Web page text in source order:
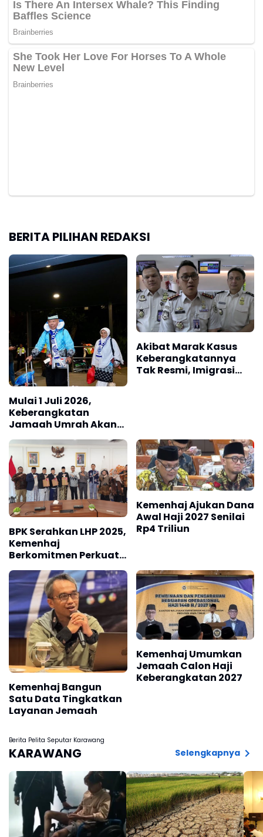
BERITA PILIHAN REDAKSI
Mulai 1 Juli 2026,
Keberangkatan
Jamaah Umrah Akan
Dipusatkan di
Terminal 2F Bandara
Soetta
Akibat Marak Kasus
Keberangkatannya
Tak Resmi, Imigrasi
BPK Serahkan LHP 2025,
Kemenhaj
Berkomitmen Perkuat
Tata Kelola Keuangan
Kemenhaj Ajukan Dana
Awal Haji 2027 Senilai
Rp4 Triliun
Kemenhaj Bangun
Satu Data Tingkatkan
Layanan Jemaah
Kemenhaj Umumkan
Jemaah Calon Haji
Keberangkatan 2027
Berita Pelita Seputar Karawang
KARAWANG Selengkapnya